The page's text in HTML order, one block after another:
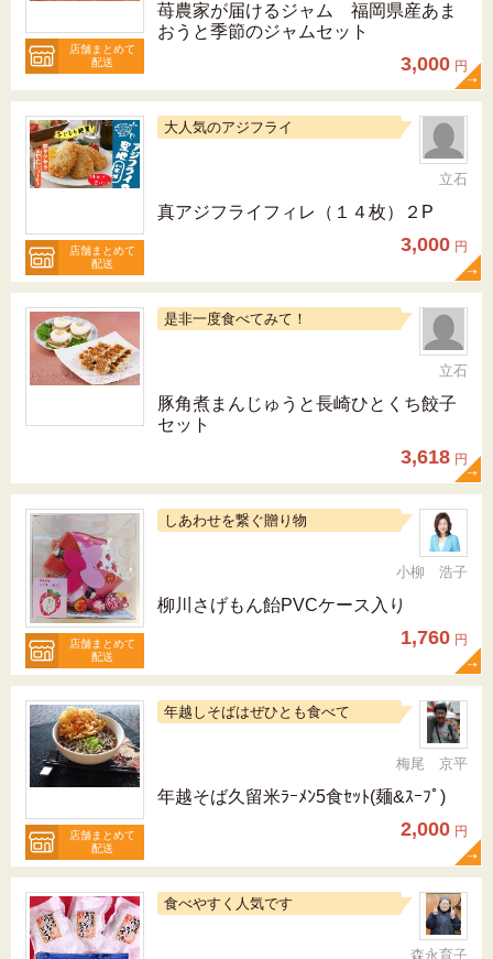
店舗まとめて
配送
苺農家が届けるジャム 福岡県産あま
おうと季節のジャムセット
3,000 円
店舗まとめて
配送
大人気のアジフライ
立石
真アジフライフィレ（１４枚）２P
3,000 円
是非一度食べてみて！
立石
豚角煮まんじゅうと長崎ひとくち餃子
セット
3,618 円
店舗まとめて
配送
しあわせを繋ぐ贈り物
小柳 浩子
柳川さげもん飴PVCケース入り
1,760 円
店舗まとめて
配送
年越しそばはぜひとも食べて
梅尾 京平
年越そば久留米ﾗｰﾒﾝ5食ｾｯﾄ(麺&ｽｰﾌﾟ)
2,000 円
食べやすく人気です
森永育子